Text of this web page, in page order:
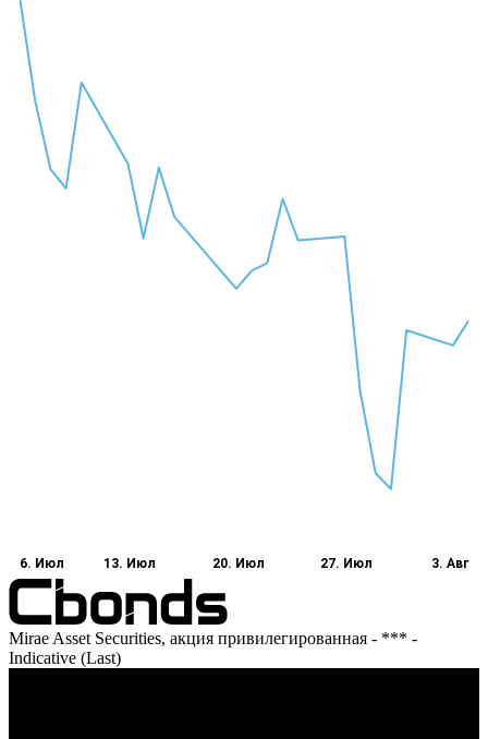
6. Июл 13. Июл 20. Июл 27. Июл 3. Авг
Mirae Asset Securities, акция привилегированная - *** -
Indicative (Last)